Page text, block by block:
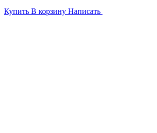
Купить В корзину Написать